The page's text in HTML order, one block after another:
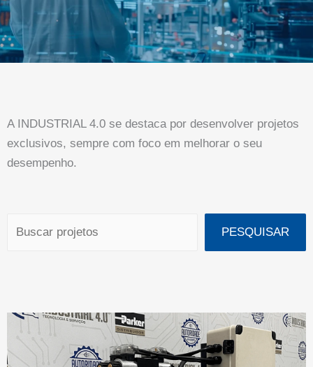
A INDUSTRIAL 4.0 se destaca por desenvolver projetos
exclusivos, sempre com foco em melhorar o seu
desempenho.
PESQUISAR